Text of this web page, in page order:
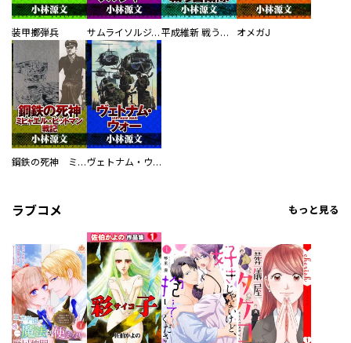
装甲擲弾兵 サムライソルジャー SAMURAI SOLDIER 平成維新 戦う自衛隊 オメガJ
鋼鉄の死神 ミヒャエル・ビットマン戦記 ヴェトナム・ウォー VIETNAM WAR
ラブコメ もっと見る